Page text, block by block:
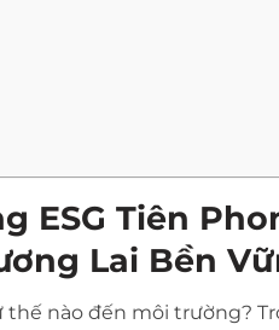
ESG Tiên
Lai Bền
nào đến môi trường?